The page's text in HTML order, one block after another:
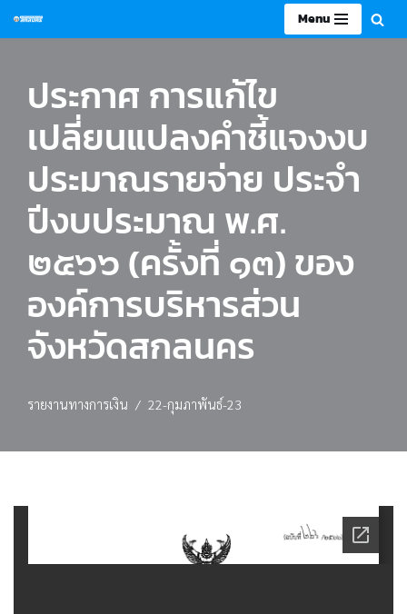
content
Menu
ประกาศ การแก้ไข
เปลี่ยนแปลงคำชี้แจงงบ
ประมาณรายจ่าย ประจำ
ปีงบประมาณ พ.ศ.
๒๕๖๖ (ครั้งที่ ๑๓) ของ
องค์การบริหารส่วน
จังหวัดสกลนคร
รายงานทางการเงิน 22-กุมภาพันธ์-23